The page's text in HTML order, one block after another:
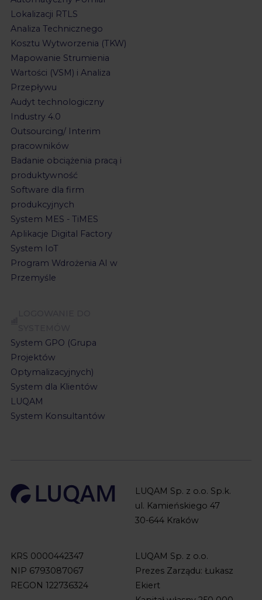
Lokalizacji RTLS
Analiza Technicznego
Kosztu Wytworzenia (TKW)
Mapowanie Strumienia
Wartości (VSM) i Analiza
Przepływu
Audyt technologiczny
Industry 4.0
Outsourcing/ Interim
pracowników
Badanie obciążenia pracą i
produktywność
Software dla firm
produkcyjnych
System MES - TiMES
Aplikacje Digital Factory
System IoT
Program Wdrożenia AI w
Przemyśle
System GPO (Grupa
Projektów
Optymalizacyjnych)
System dla Klientów
LUQAM
System Konsultantów
LUQAM Sp. z o.o. Sp.k.
ul. Kamieńskiego 47
30-644 Kraków
KRS 0000442347
NIP 6793087067
REGON 122736324
LUQAM Sp. z o.o.
Prezes Zarządu: Łukasz
Ekiert